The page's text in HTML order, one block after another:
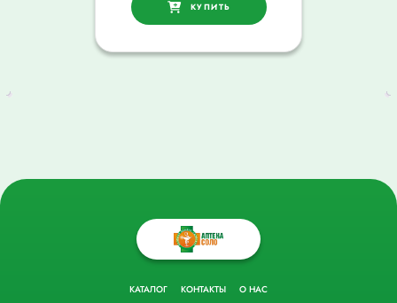
КУПИТЬ
КАТАЛОГ КОНТАКТЫ О НАС